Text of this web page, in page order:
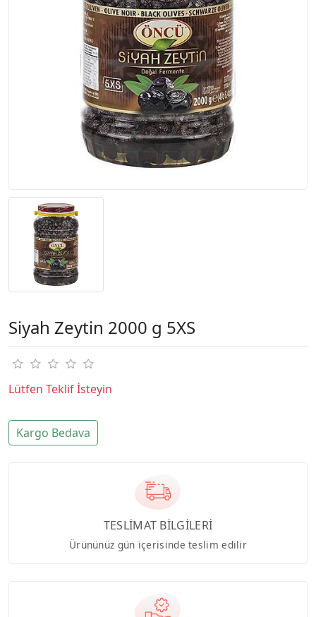
Siyah Zeytin 2000 g 5XS
Lütfen Teklif İsteyin
Kargo Bedava
TESLİMAT BİLGİLERİ
Ürününüz gün içerisinde teslim edilir